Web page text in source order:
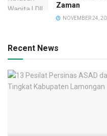
Zaman
NOVEMBER 24,
Recent News